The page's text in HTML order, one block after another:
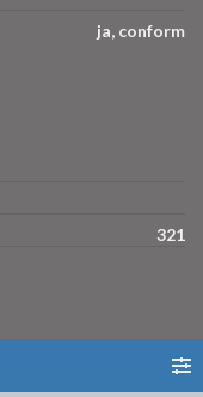
ja, conform
321